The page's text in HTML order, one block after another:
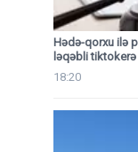
Hədə-qorxu ilə
ləqəbli
18:20